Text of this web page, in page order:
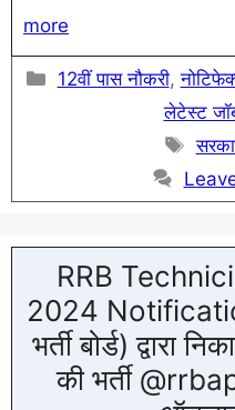
more
Categories
12वीं पास नौकरी,
लेटेस्ट
RRB
2024
भर्ती बोर्ड) द्वारा
की भर्ती